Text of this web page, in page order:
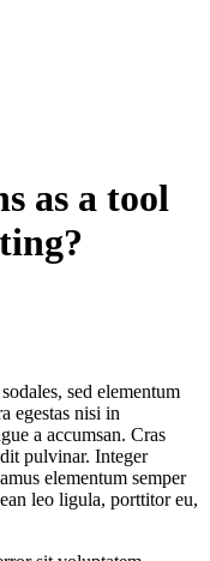
as a tool
sed elementum
egestas nisi in
a accumsan. Cras
pulvinar. Integer
elementum semper
leo ligula, porttitor eu,